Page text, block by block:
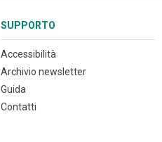
SUPPORTO
Accessibilità
Archivio newsletter
Guida
Contatti